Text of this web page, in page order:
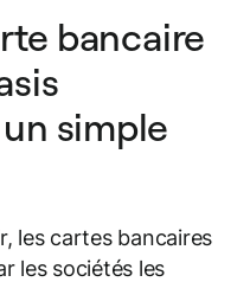
bancaire
simple
les cartes bancaires
les sociétés les